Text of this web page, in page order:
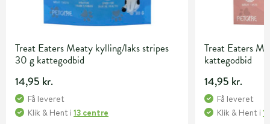
Treat Eaters Meaty kylling/laks stripes
30 g kattegodbid
14,95 kr.
Få leveret
Klik & Hent i 13 centre
Treat Eaters
kattegodbid
14,95 kr.
Få leveret
Klik & Hent i